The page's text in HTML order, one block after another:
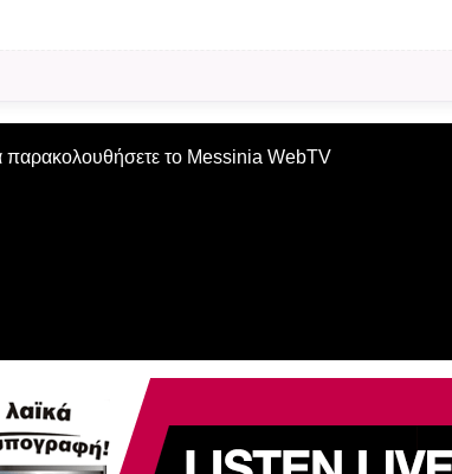
παρακολουθήσετε το Messinia WebTV